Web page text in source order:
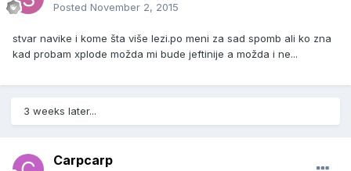
Posted November 2, 2015
stvar navike i kome šta više lezi.po meni za sad spomb ali ko zna
kad probam xplode možda mi bude jeftinije a možda i ne...
3 weeks later...
Carpcarp